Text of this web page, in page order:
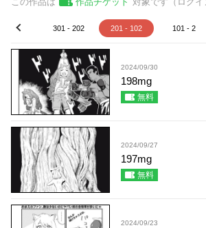
- 302 301 - 202 201 - 102 101 - 2
prev
2024/09/30
198mg
無料
2024/09/27
197mg
無料
2024/09/23